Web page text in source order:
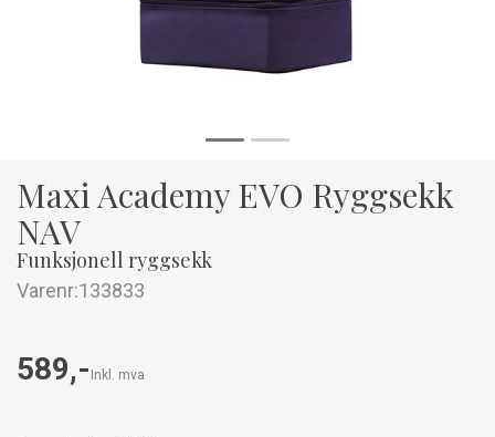
Maxi Academy EVO Ryggsekk
NAV
Funksjonell ryggsekk
Varenr:133833
589,- Inkl. mva